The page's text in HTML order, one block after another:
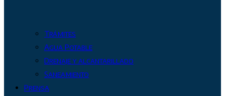
Trámites
Agua Potable
Drenaje y alcantarillado
Saneamiento
Prensa